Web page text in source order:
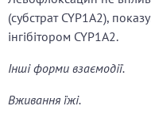
(субстрат CYP1A2),
інгібітором CYP1A2.
Інші форми взаємодії.
Вживання їжі.